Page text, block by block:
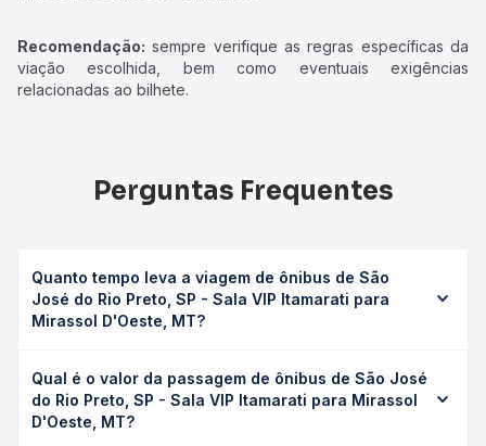
Recomendação: sempre verifique as regras específicas da
viação escolhida, bem como eventuais exigências
relacionadas ao bilhete.
Perguntas Frequentes
Quanto tempo leva a viagem de ônibus de São
José do Rio Preto, SP - Sala VIP Itamarati para
Mirassol D'Oeste, MT?
VIP Itamarati para Mirassol D'Oeste, MT leva em média 24h
49min, podendo variar conforme a viação, o tipo de
serviço (convencional, executivo ou leito) e as condições
Qual é o valor da passagem de ônibus de São José
do Rio Preto, SP - Sala VIP Itamarati para Mirassol
D'Oeste, MT?